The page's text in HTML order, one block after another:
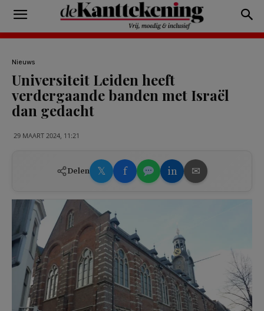
Nieuws
Universiteit Leiden heeft
verdergaande banden met Israël
dan gedacht
29 MAART 2024, 11:21
Delen 𝕏 f in ✉